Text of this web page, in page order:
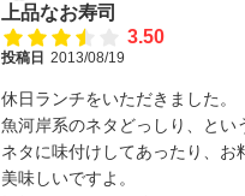
上品なお寿司
3.50
投稿日 2013/08/19
休日ランチをいただきました。
魚河岸系のネタどっしり、とい
ネタに味付けしてあったり、お
美味しいですよ。